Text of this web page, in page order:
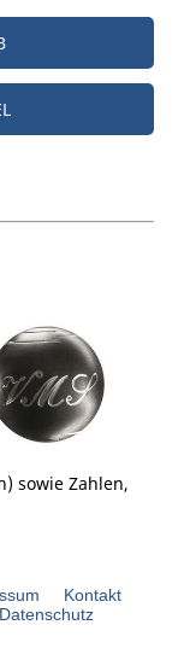
sowie Zahlen,
Kontakt
Datenschutz